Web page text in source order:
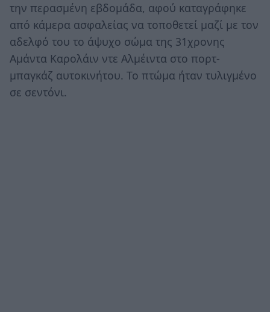
την περασμένη εβδομάδα, αφού καταγράφηκε
από κάμερα ασφαλείας να τοποθετεί μαζί με τον
αδελφό του το άψυχο σώμα της 31χρονης
Αμάντα Καρολάιν ντε Αλμέιντα στο πορτ-
μπαγκάζ αυτοκινήτου. Το πτώμα ήταν τυλιγμένο
σε σεντόνι.